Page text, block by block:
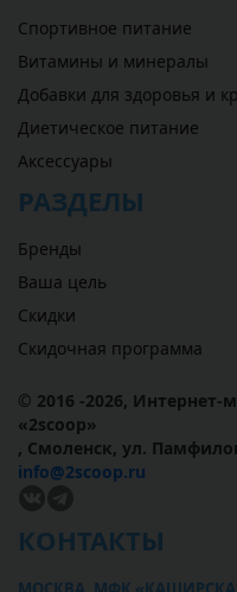
Спортивное питание
Витамины и минералы
Добавки для здоровья и
Диетическое питание
Аксессуары
РАЗДЕЛЫ
Бренды
Ваша цель
Скидки
Скидочная программа
© 2016 -2026, Интернет-
«2scoop»
, Смоленск, ул.
info@2scoop.ru
КОНТАКТЫ